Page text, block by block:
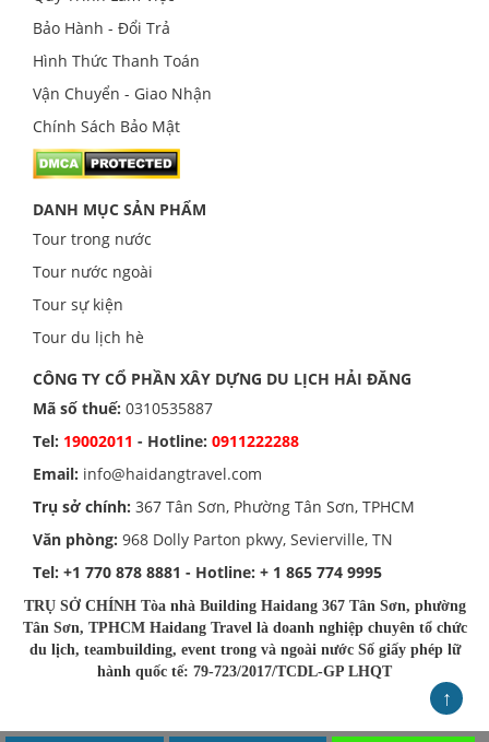
Bảo Hành - Đổi Trả
Hình Thức Thanh Toán
Vận Chuyển - Giao Nhận
Chính Sách Bảo Mật
DANH MỤC SẢN PHẨM
Tour trong nước
Tour nước ngoài
Tour sự kiện
Tour du lịch hè
CÔNG TY CỔ PHẦN XÂY DỰNG DU LỊCH HẢI ĐĂNG
Mã số thuế: 0310535887
Tel: 19002011 - Hotline: 0911222288
Email: info@haidangtravel.com
Trụ sở chính: 367 Tân Sơn, Phường Tân Sơn, TPHCM
Văn phòng: 968 Dolly Parton pkwy, Sevierville, TN
Tel: +1 770 878 8881 - Hotline: + 1 865 774 9995
↑
TRỤ SỞ CHÍNH Tòa nhà Building Haidang 367 Tân Sơn, phường
Tân Sơn, TPHCM Haidang Travel là doanh nghiệp chuyên tổ chức
du lịch, teambuilding, event trong và ngoài nước Số giấy phép lữ
hành quốc tế: 79-723/2017/TCDL-GP LHQT